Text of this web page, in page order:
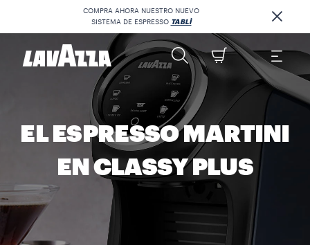
COMPRA AHORA NUESTRO NUEVO
SISTEMA DE ESPRESSO TABLÌ
EL ESPRESSO MARTINI
EN CLASSY PLUS